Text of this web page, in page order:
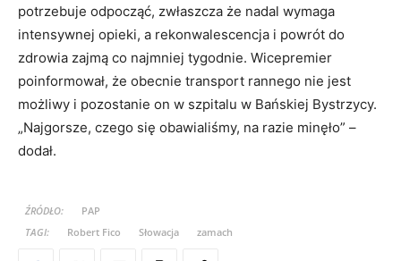
potrzebuje odpocząć, zwłaszcza że nadal wymaga
intensywnej opieki, a rekonwalescencja i powrót do
zdrowia zajmą co najmniej tygodnie. Wicepremier
poinformował, że obecnie transport rannego nie jest
możliwy i pozostanie on w szpitalu w Bańskiej Bystrzycy.
„Najgorsze, czego się obawialiśmy, na razie minęło” –
dodał.
ŹRÓDŁO:
PAP
TAGI:
Robert Fico Słowacja zamach